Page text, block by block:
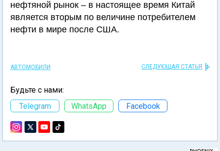
нефтяной рынок – в настоящее время Китай
является вторым по величине потребителем
нефти в мире после США.
АВТОМОБИЛИ СЛЕДУЮЩАЯ СТАТЬЯ
Будьте с нами:
Telegram
WhatsApp Facebook